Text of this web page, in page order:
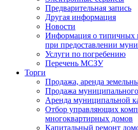
Предварительная запись
Другая информация
Новости
Информация о типичных
при предоставлении
Услуги по погребению
Перечень МСЗУ
Торги
Продажа, аренда
Продажа
Аренда муниципальной
Отбор управляющих
многоквартирных домов
Капитальный ремонт